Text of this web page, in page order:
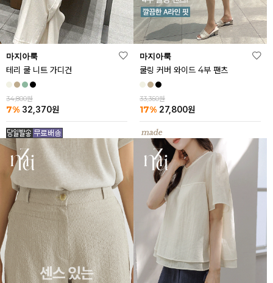
마지아룩
테리 쿨 니트 가디건
34,800원
7% 32,370원
마지아룩
쿨링 커버 와이드 4부 팬츠
33,360원
17% 27,800원